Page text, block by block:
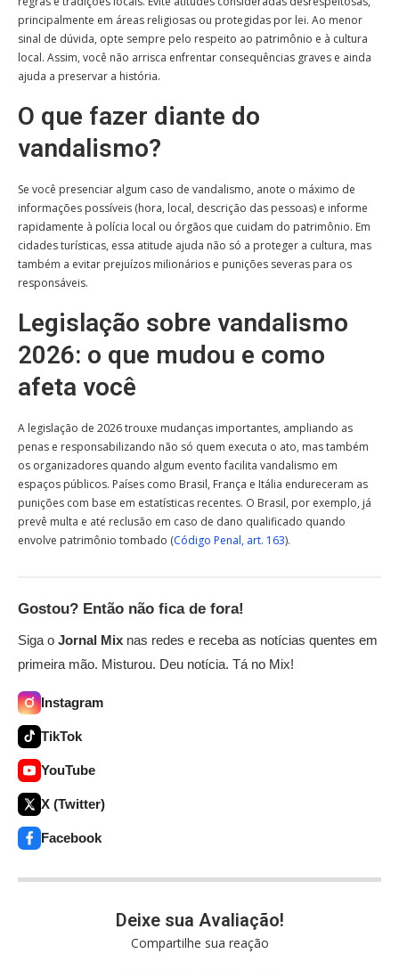
principalmente em áreas religiosas ou protegidas por lei. Ao menor
sinal de dúvida, opte sempre pelo respeito ao patrimônio e à cultura
local. Assim, você não arrisca enfrentar consequências graves e ainda
ajuda a preservar a história.
O que fazer diante do
vandalismo?
Se você presenciar algum caso de vandalismo, anote o máximo de
informações possíveis (hora, local, descrição das pessoas) e informe
rapidamente à polícia local ou órgãos que cuidam do patrimônio. Em
cidades turísticas, essa atitude ajuda não só a proteger a cultura, mas
também a evitar prejuízos milionários e punições severas para os
responsáveis.
Legislação sobre vandalismo
2026: o que mudou e como
afeta você
A legislação de 2026 trouxe mudanças importantes, ampliando as
penas e responsabilizando não só quem executa o ato, mas também
os organizadores quando algum evento facilita vandalismo em
espaços públicos. Países como Brasil, França e Itália endureceram as
punições com base em estatísticas recentes. O Brasil, por exemplo, já
prevê multa e até reclusão em caso de dano qualificado quando
envolve patrimônio tombado (Código Penal, art. 163).
Gostou? Então não fica de fora!
Siga o Jornal Mix nas redes e receba as notícias quentes em
primeira mão. Misturou. Deu notícia. Tá no Mix!
Instagram
TikTok
YouTube
X (Twitter)
Facebook
Deixe sua Avaliação!
Compartilhe sua reação